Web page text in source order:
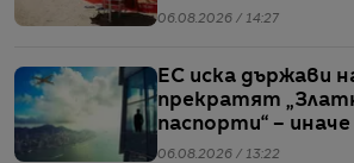
пестят
06.08.2026 / 14:27
ЕС иска държави
прекратят
паспорти“ –
06.08.2026 / 13:22